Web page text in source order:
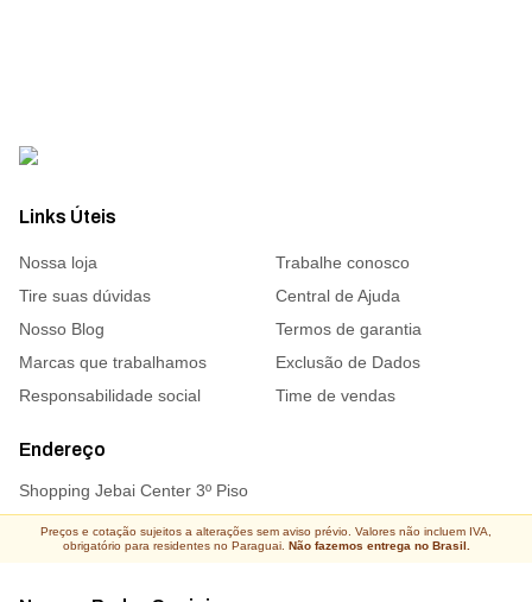
Links Úteis
Nossa loja
Trabalhe conosco
Tire suas dúvidas
Central de Ajuda
Nosso Blog
Termos de garantia
Marcas que trabalhamos
Exclusão de Dados
Responsabilidade social
Time de vendas
Endereço
Shopping Jebai Center 3º Piso
Preços e cotação sujeitos a alterações sem aviso prévio. Valores não incluem IVA,
obrigatório para residentes no Paraguai. Não fazemos entrega no Brasil.